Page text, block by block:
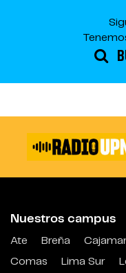
Nuestros campus
Ate Breña
Comas
Lima Sur